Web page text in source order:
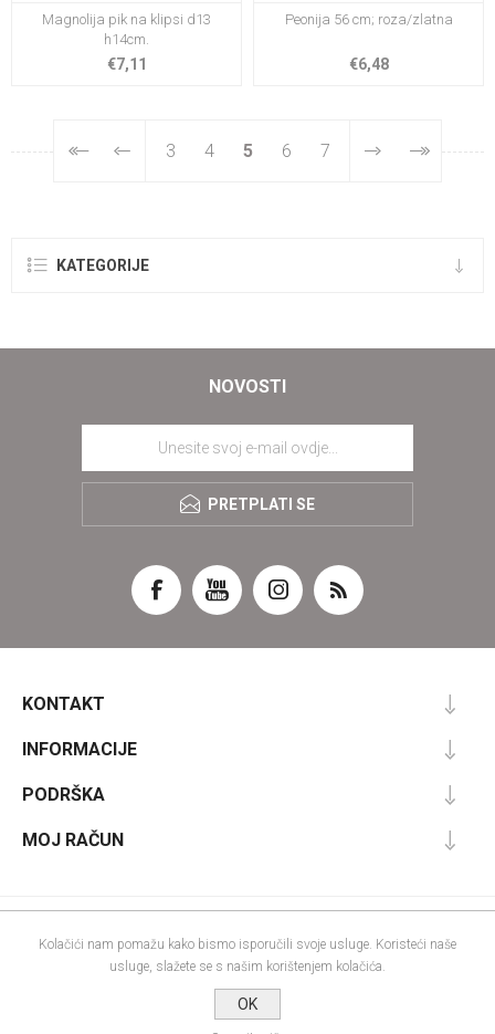
Magnolija pik na klipsi d13
h14cm.
€7,11
Peonija 56 cm; roza/zlatna
€6,48
3 4 5 6 7
KATEGORIJE
NOVOSTI
PRETPLATI SE
KONTAKT
INFORMACIJE
PODRŠKA
MOJ RAČUN
Designed byNop-Templates.com
Autorska prava; 2026 IRA commerce webshop. Sva prava pridržana.
Kolačići nam pomažu kako bismo isporučili svoje usluge. Koristeći naše
usluge, slažete se s našim korištenjem kolačića.
OK